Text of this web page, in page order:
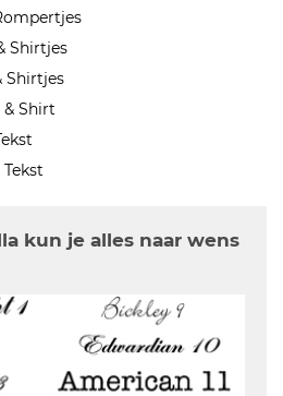
Shirtjes
Shirtjes
Shirt
kun je alles naar wens